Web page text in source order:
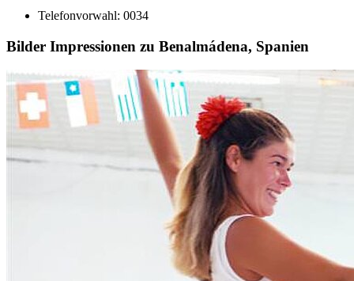
Telefonvorwahl: 0034
Bilder Impressionen zu Benalmádena, Spanien